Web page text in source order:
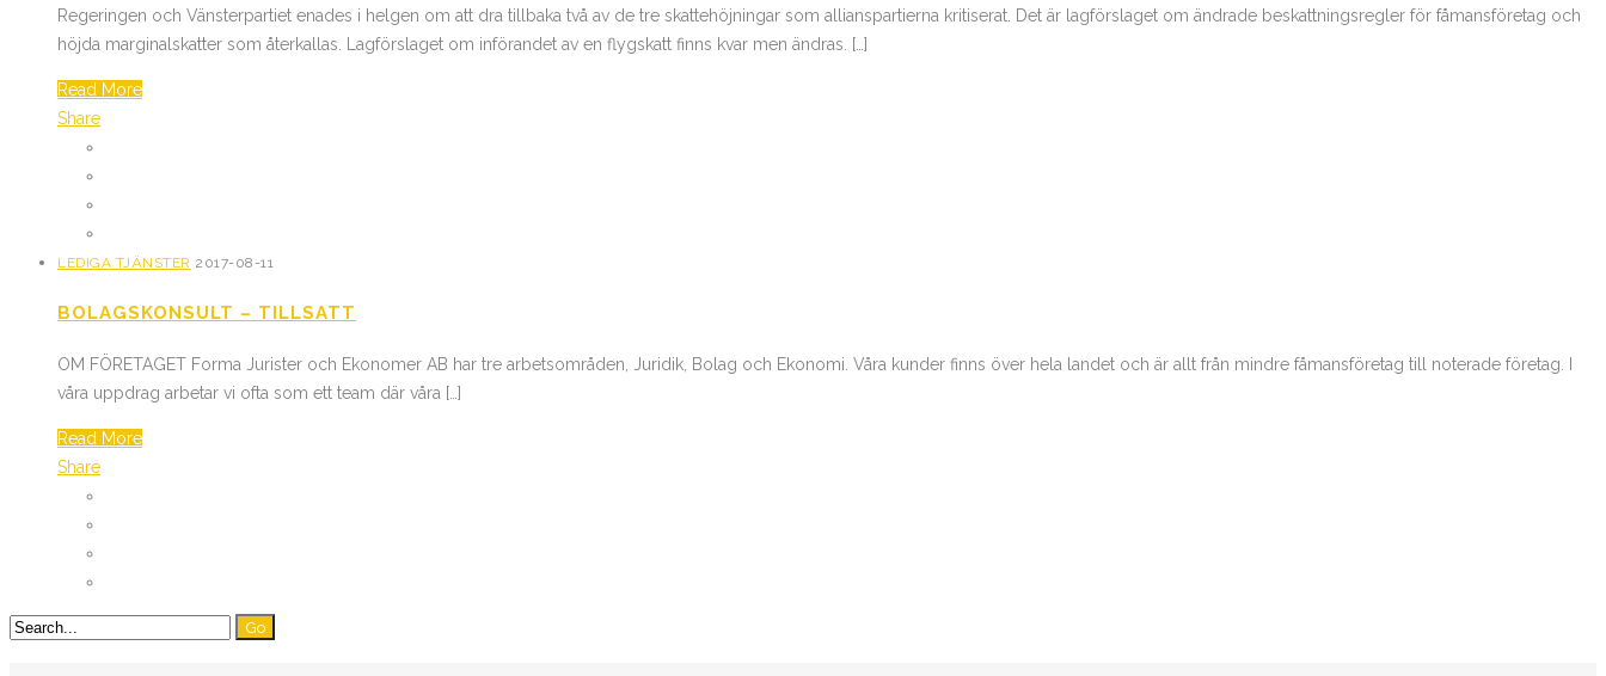
Regeringen och Vänsterpartiet enades i helgen om att dra tillbaka två av de tre skattehöjningar som allianspartierna kritiserat. Det är lagförslaget om ändrade beskattningsregler för fåmansföretag och
höjda marginalskatter som återkallas. Lagförslaget om införandet av en flygskatt finns kvar men ändras. […]
Read More
Share
LEDIGA TJÄNSTER 2017-08-11
BOLAGSKONSULT – TILLSATT
OM FÖRETAGET Forma Jurister och Ekonomer AB har tre arbetsområden, Juridik, Bolag och Ekonomi. Våra kunder finns över hela landet och är allt från mindre fåmansföretag till noterade företag. I
våra uppdrag arbetar vi ofta som ett team där våra […]
Read More
Share